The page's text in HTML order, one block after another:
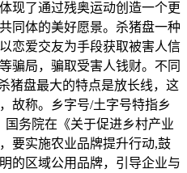
现了通过残奥运动创造一个更
同体的美好愿景。杀猪盘一种
恋爱交友为手段获取被害人信
骗局，骗取受害人钱财。不同
猪盘最大的特点是放长线，这
故称。乡字号/土字号特指乡
国务院在《关于促进乡村产业
要实施农业品牌提升行动,鼓
的区域公用品牌，引导企业与